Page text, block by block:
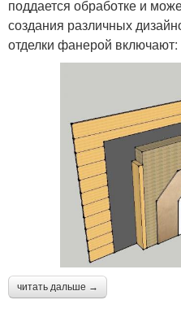
поддается обработке и
создания различных
отделки фанерой включают:
читать дальше →